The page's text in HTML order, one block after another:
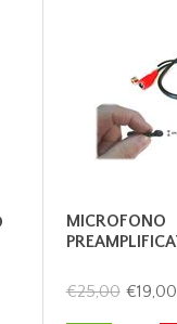
MICROFONO
€25,00 €19,00